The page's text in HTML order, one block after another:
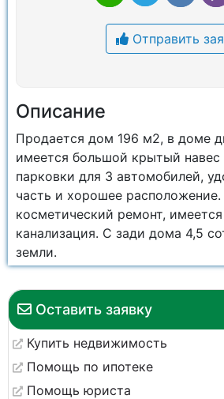
Оставить заявку
Купить недвижимость
Помощь по ипотеке
Помощь юриста
Отправить
Описание
Продается дом 196 м2, в доме
имеется большой крытый
парковки для 3 автомобилей,
часть и хорошее
косметический ремонт,
канализация. С зади дома 4,5
земли.